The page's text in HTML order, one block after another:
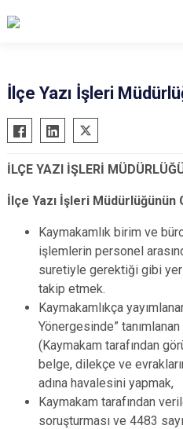
Diyadin
Doğubayazıt
Eleşkirt
Hamur
Taşlıçay
İlçe Yazı İşleri
İLÇE YAZI İŞLERİ
İlçe Yazı İşleri Müdürlüğünün
Kaymakamlık birim ve
işlemlerin personel
suretiyle gerektiği gibi
takip etmek.
Kaymakamlıkça
Yönergesinde”
(Kaymakam tarafından
belge, dilekçe ve
adına havalesini yapmak,
Kaymakam tarafından
soruşturması ve 4483